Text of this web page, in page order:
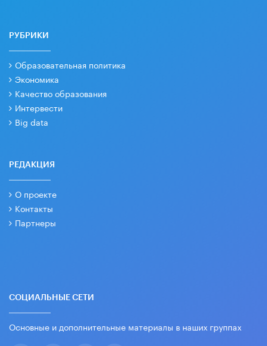
РУБРИКИ
Образовательная политика
Экономика
Качество образования
Интервести
Big data
РЕДАКЦИЯ
О проекте
Контакты
Партнеры
СОЦИАЛЬНЫЕ СЕТИ
Основные и дополнительные материалы в наших группах